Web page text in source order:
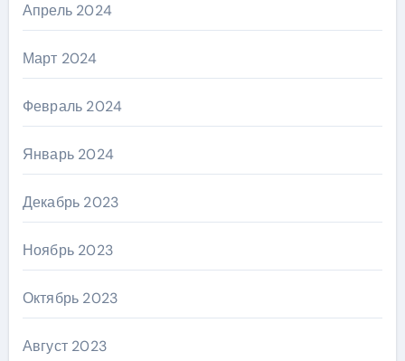
Апрель 2024
Март 2024
Февраль 2024
Январь 2024
Декабрь 2023
Ноябрь 2023
Октябрь 2023
Август 2023